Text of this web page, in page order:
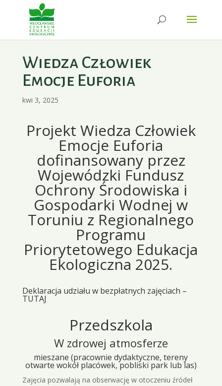
Wiedza Człowiek
Emocje Euforia
kwi 3, 2025
Projekt Wiedza Człowiek
Emocje Euforia
dofinansowany przez
Wojewódzki Fundusz
Ochrony Środowiska i
Gospodarki Wodnej w
Toruniu z Regionalnego
Programu
Priorytetowego Edukacja
Ekologiczna 2025.
Deklaracja udziału w bezpłatnych zajęciach –
TUTAJ
Przedszkola
W zdrowej atmosferze
mieszane (pracownie dydaktyczne, tereny
otwarte wokół placówek, pobliski park lub las)
Zajęcia pozwalają na obserwację w otoczeniu źródeł